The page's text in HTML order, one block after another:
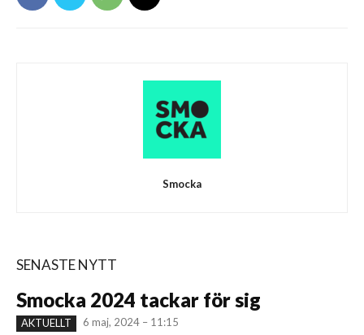
Smocka
SENASTE NYTT
Smocka 2024 tackar för sig
AKTUELLT 6 maj, 2024 – 11:15